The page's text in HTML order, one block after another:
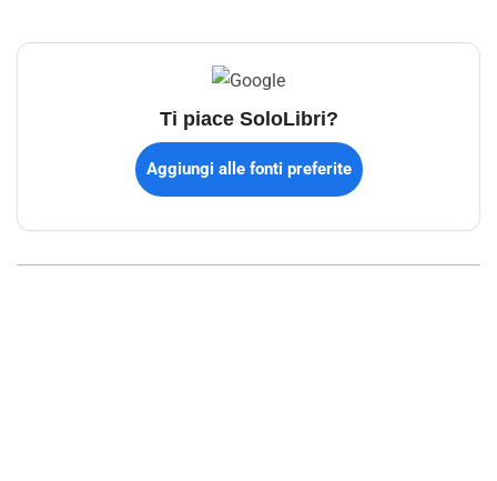
Ti piace SoloLibri?
Aggiungi alle fonti preferite